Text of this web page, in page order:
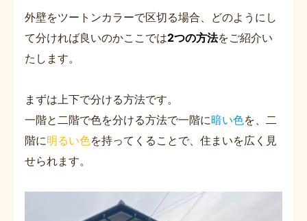
外壁をツートンカラーで区切る場合、どのようにし
て分ければ良いのかここでは2つの方法をご紹介い
たします。
まずは上下で分ける方法です。
一階と二階で色を分ける方法で一階に暗い色を、二
階に明るい色を持ってくることで、住まいを広く見
せられます。